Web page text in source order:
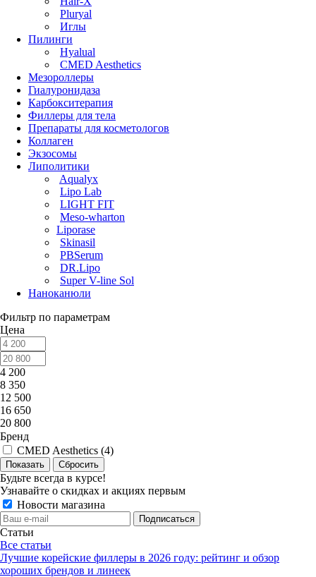
Pluryal
Иглы
Пилинги
Hyalual
CMED Aesthetics
Мезороллеры
Гиалуронидаза
Карбокситерапия
Филлеры для тела
Препараты для косметологов
Коллаген
Экзосомы
Липолитики
Aqualyx
Lipo Lab
LIGHT FIT
Meso-wharton
Liporase
Skinasil
PBSerum
DR.Lipo
Super V-line Sol
Наноканюли
Фильтр по параметрам
Цена
4 200
8 350
12 500
16 650
20 800
Бренд
CMED Aesthetics (4)
Сбросить
Будьте всегда в курсе!
Узнавайте о скидках и акциях первым
Новости магазина
Статьи
Все статьи
Лучшие корейские филлеры в 2026 году: рейтинг и обзор
хороших брендов и линеек